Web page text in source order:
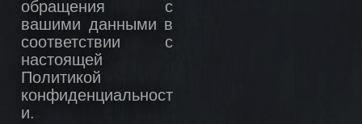
обращения с
вашими данными в
соответствии с
настоящей
Политикой
конфиденциальност
и.